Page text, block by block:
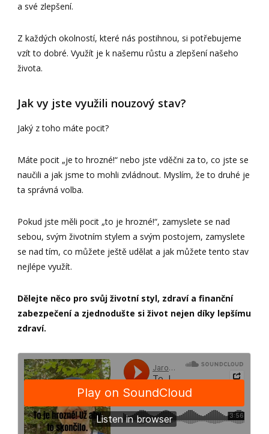
a své zlepšení.
Z každých okolností, které nás postihnou, si potřebujeme
vzít to dobré. Využít je k našemu růstu a zlepšení našeho
života.
Jak vy jste využili nouzový stav?
Jaký z toho máte pocit?
Máte pocit „je to hrozné!“ nebo jste vděčni za to, co jste se
naučili a jak jsme to mohli zvládnout. Myslím, že to druhé je
ta správná volba.
Pokud jste měli pocit „to je hrozné!“, zamyslete se nad
sebou, svým životním stylem a svým postojem, zamyslete
se nad tím, co můžete ještě udělat a jak můžete tento stav
nejlépe využít.
Dělejte něco pro svůj životní styl, zdraví a finanční
zabezpečení a zjednodušte si život nejen díky lepšímu
zdraví.